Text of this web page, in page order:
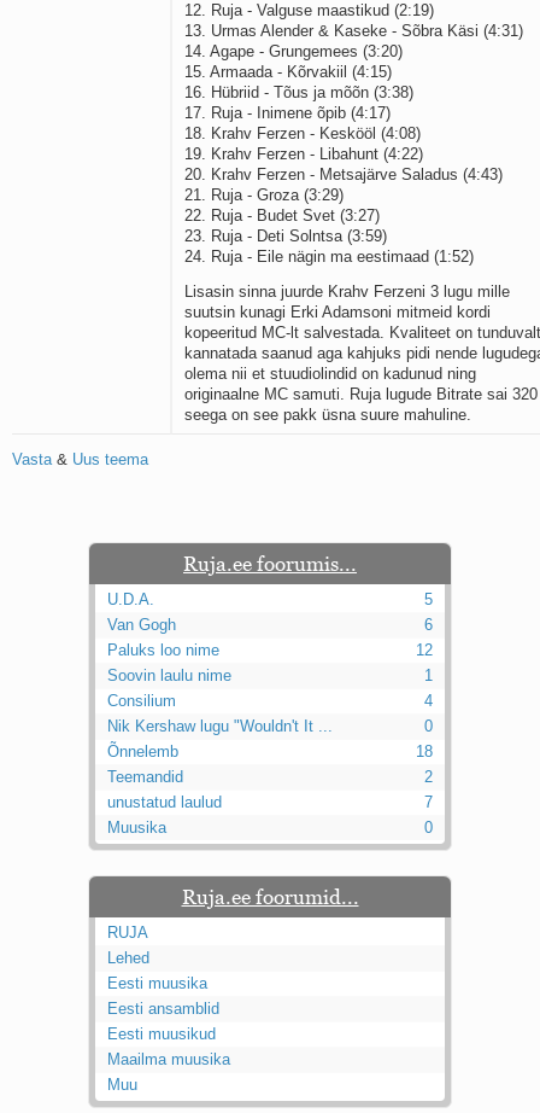
12. Ruja - Valguse maastikud (2:19)
13. Urmas Alender & Kaseke - Sõbra Käsi (4:31)
14. Agape - Grungemees (3:20)
15. Armaada - Kõrvakiil (4:15)
16. Hübriid - Tõus ja mõõn (3:38)
17. Ruja - Inimene õpib (4:17)
18. Krahv Ferzen - Keskööl (4:08)
19. Krahv Ferzen - Libahunt (4:22)
20. Krahv Ferzen - Metsajärve Saladus (4:43)
21. Ruja - Groza (3:29)
22. Ruja - Budet Svet (3:27)
23. Ruja - Deti Solntsa (3:59)
24. Ruja - Eile nägin ma eestimaad (1:52)
Lisasin sinna juurde Krahv Ferzeni 3 lugu mille
suutsin kunagi Erki Adamsoni mitmeid kordi
kopeeritud MC-lt salvestada. Kvaliteet on tunduvalt
kannatada saanud aga kahjuks pidi nende
olema nii et stuudiolindid on kadunud ning
originaalne MC samuti. Ruja lugude Bitrate sai 320
seega on see pakk üsna suure mahuline.
Vasta& Uus teema
Ruja.ee foorumis...
U.D.A.
5
Van Gogh
6
Paluks loo nime
12
Soovin laulu nime
1
Consilium
4
Nik Kershaw lugu "Wouldn't It ...
0
Õnnelemb
18
Teemandid
2
unustatud laulud
7
Muusika
0
Ruja.ee foorumid...
RUJA
Lehed
Eesti muusika
Eesti ansamblid
Eesti muusikud
Maailma muusika
Muu